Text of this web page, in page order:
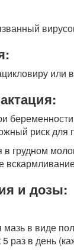
риск для
грудном
и дозы:
в виде
раз в день